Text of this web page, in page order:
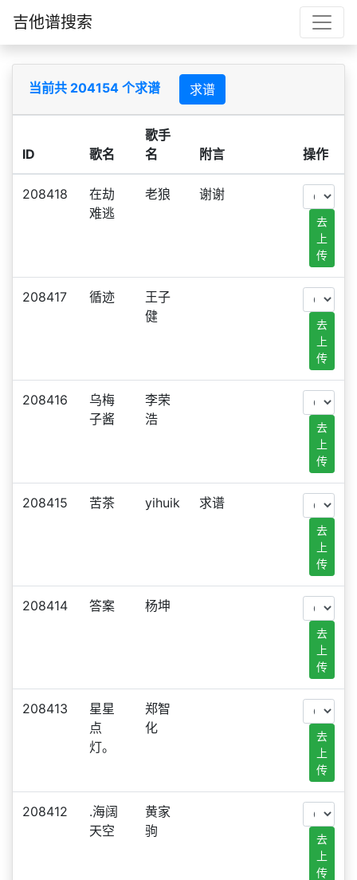
吉他谱搜索
当前共 204154 个求谱 求谱
ID 歌名
歌手
名
附言 操作
208418
在劫
难逃
老狼 谢谢
去
上
传
208417 循迹
王子
健
去
上
传
208416
乌梅
子酱
李荣
浩
去
上
传
208415 苦茶 yihuik 求谱
去
上
传
208414 答案 杨坤
去
上
传
208413
星星
点
灯。
郑智
化
去
上
传
208412
.海阔
天空
黄家
驹
去
上
传